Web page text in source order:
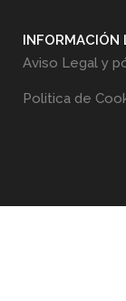
INFORMACIÓN
Aviso Legal y
Politica de